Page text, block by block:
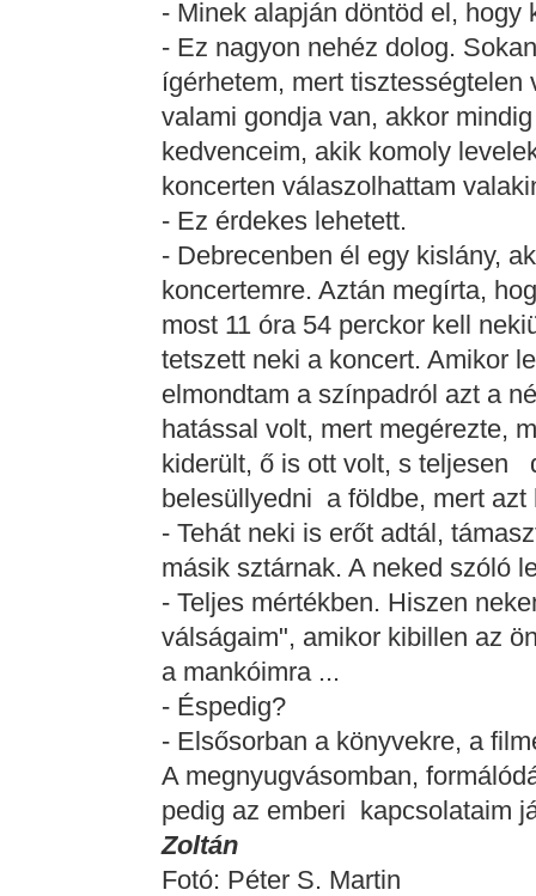
- Minek alapján döntöd el, hogy
- Ez nagyon nehéz dolog.
ígérhetem, mert
valami gondja van, akkor
kedvenceim, akik komoly
koncerten válaszolhattam
- Ez érdekes lehetett.
- Debrecenben él egy kislány,
koncertemre. Aztán megírta,
most 11 óra 54 perckor kell
tetszett neki a koncert. Amikor
elmondtam a színpadról azt a
hatással volt, mert megérezte,
kiderült, ő is ott volt, s teljesen
belesüllyedni a földbe, mert
- Tehát neki is erőt adtál,
másik sztárnak. A neked szóló
- Teljes mértékben. Hiszen
válságaim", amikor kibillen az
a mankóimra ...
- Éspedig?
- Elsősorban a könyvekre, a
A megnyugvásomban,
pedig az emberi kapcsolataim
Zoltán
Fotó: Péter S. Martin